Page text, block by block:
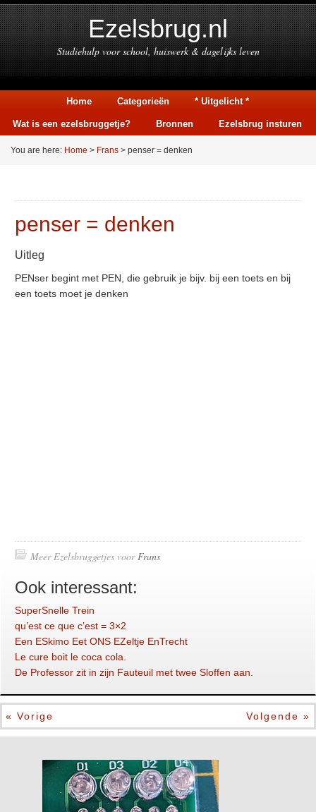
Ezelsbrug.nl
Studiehulp voor school, huiswerk & dagelijks leven
Home Categorieën * Uitgelicht *
Wat is een ezelsbruggetje? Bronnen Ezelsbrug insturen
You are here: Home > Frans > penser = denken
penser = denken
Uitleg
PENser begint met PEN, die gebruik je bijv. bij een toets en bij
een toets moet je denken
Meer Ezelsbruggetjes voorFrans
Ook interessant:
SuperSnelle Trein
qu’est ce que c’est = 3×2
Een ESkimo Eet ONS EZeltje EnTrecht
Le cure boit le coca cola.
De Professor zit in zijn Fauteuil met twee Sloffen aan.
« Vorige Volgende »